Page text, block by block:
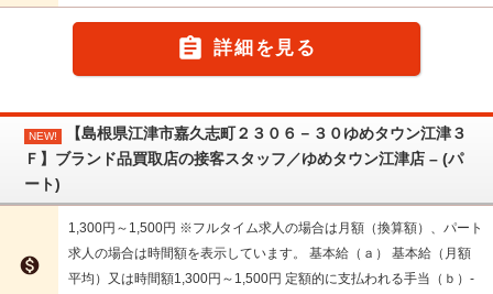
 詳細を見る
NEW!
【島根県江津市嘉久志町２３０６－３０ゆめタウン江津３
Ｆ】ブランド品買取店の接客スタッフ／ゆめタウン江津店 – (パ
ート)

1,300円～1,500円 ※フルタイム求人の場合は月額（換算額）、パート
求人の場合は時間額を表示しています。 基本給（ａ） 基本給（月額
平均）又は時間額1,300円～1,500円 定額的に支払われる手当（ｂ）-